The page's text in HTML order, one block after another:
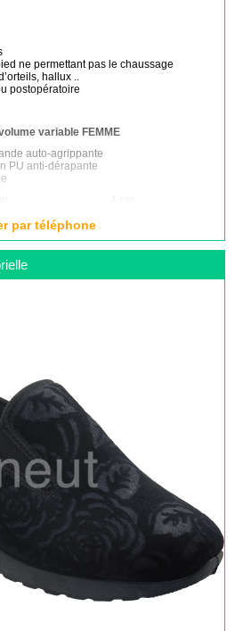
ne permettant pas le chaussage
hallux ..
postopératoire
variable FEMME
auto-agrippante
PU anti-dérapante
par téléphone